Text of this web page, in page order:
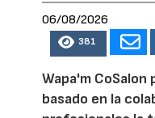
06/08/2026
381
Wapa'm CoSalon
basado en la